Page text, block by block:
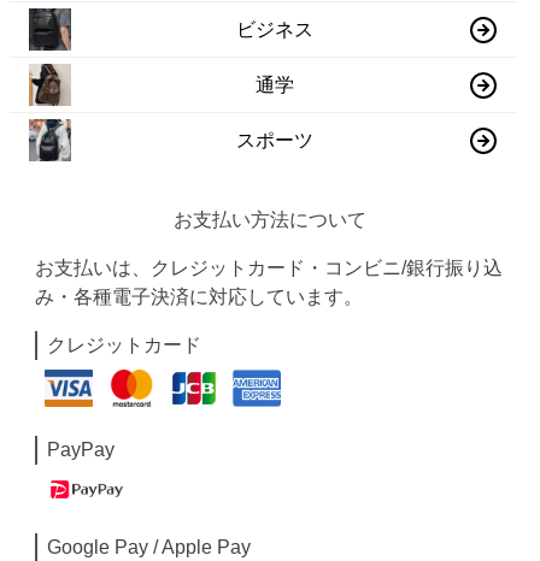
ビジネス
通学
スポーツ
お支払い方法について
お支払いは、クレジットカード・コンビニ/銀行振り込
み・各種電子決済に対応しています。
クレジットカード
PayPay
Google Pay / Apple Pay